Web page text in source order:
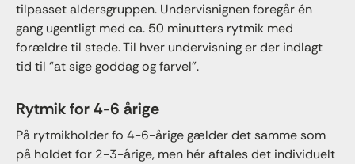
tilpasset aldersgruppen. Undervisnignen foregår én
gang ugentligt med ca. 50 minutters rytmik med
forældre til stede. Til hver undervisning er der indlagt
tid til “at sige goddag og farvel”.
Rytmik for 4-6 årige
På rytmikholder fo 4-6-årige gælder det samme som
på holdet for 2-3-årige, men hér aftales det individuelt